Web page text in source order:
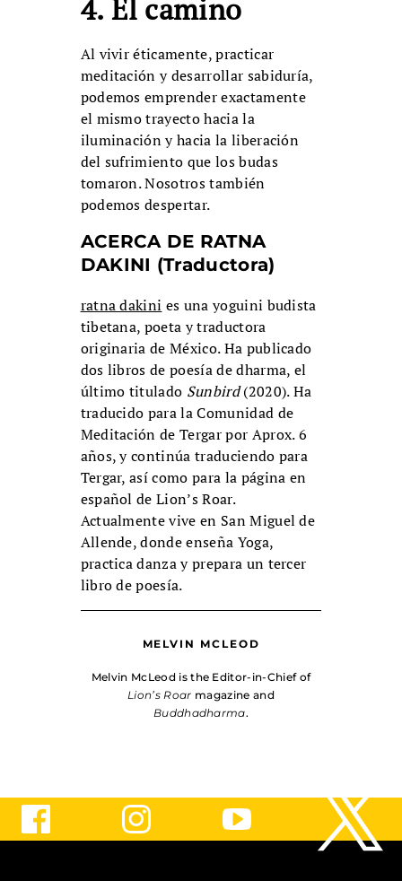
4. El camino
Al vivir éticamente, practicar
meditación y desarrollar sabiduría,
podemos emprender exactamente
el mismo trayecto hacia la
iluminación y hacia la liberación
del sufrimiento que los budas
tomaron. Nosotros también
podemos despertar.
ACERCA DE RATNA
DAKINI (Traductora)
ratna dakini es una yoguini budista
tibetana, poeta y traductora
originaria de México. Ha publicado
dos libros de poesía de dharma, el
último titulado Sunbird(2020). Ha
traducido para la Comunidad de
Meditación de Tergar por Aprox. 6
años, y continúa traduciendo para
Tergar, así como para la página en
español de Lion’s Roar.
Actualmente vive en San Miguel de
Allende, donde enseña Yoga,
practica danza y prepara un tercer
libro de poesía.
MELVIN MCLEOD
Melvin McLeod is the Editor-in-Chief of
Lion’s Roar magazine and
Buddhadharma.